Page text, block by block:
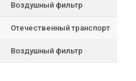
Воздушный фильтр
Отечественный транспорт
Воздушный фильтр